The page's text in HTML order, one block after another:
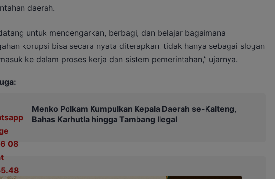
daerah.
untuk mendengarkan, berbagi, dan belajar bagaimana
korupsi bisa secara nyata diterapkan, tidak hanya sebagai slogan
ke dalam proses kerja dan sistem pemerintahan,” ujarnya.
Menko Polkam Kumpulkan Kepala Daerah se-Kalteng,
Bahas Karhutla hingga Tambang Ilegal